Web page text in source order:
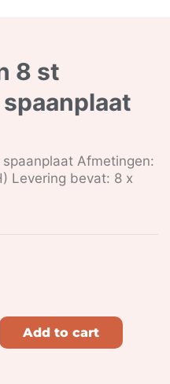
8 st
Afmetingen:
Levering bevat: 8 x
Add to cart